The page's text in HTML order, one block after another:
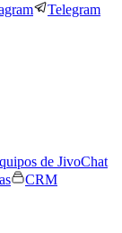
Telegram
de JivoChat
CRM